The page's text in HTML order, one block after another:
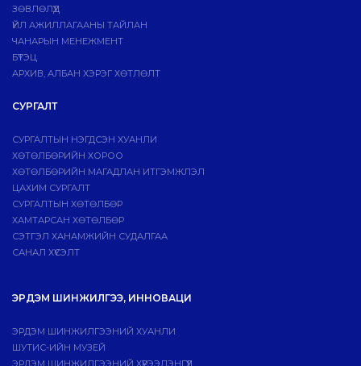
ЗӨВЛӨЛҮҮД
ҮЙЛ АЖИЛЛАГААНЫ ТАЙЛАН
ЧАНАРЫН МЕНЕЖМЕНТ
БҮТЭЦ
АРХИВ, АЛБАН ХЭРЭГ ХӨТЛӨЛТ
СУРГАЛТ
СУРГАЛТЫН НЭГДСЭН ХУАНЛИ
ХӨТӨЛБӨРИЙН ХОРОО
ХӨТӨЛБӨРИЙН МАГАДЛАН ИТГЭМЖЛЭЛ
ЦАХИМ СУРГАЛТ
СУРГАЛТЫН ХӨТӨЛБӨР
ХАМТАРСАН ХӨТӨЛБӨР
СЭТГЭЛ ХАНАМЖИЙН СУДАЛГАА
САНАЛ ХҮСЭЛТ
ЭРДЭМ ШИНЖИЛГЭЭ, ИННОВАЦИ
ЭРДЭМ ШИНЖИЛГЭЭНИЙ ХУАНЛИ
ШУТИС-ИЙН МУЗЕЙ